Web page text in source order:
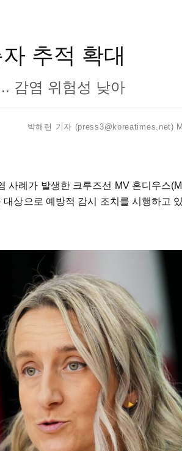
추적 확대
감염 위험성 낮아
박해련 기자 (press3@koreatimes.net)
사례가 발생한 크루즈선 MV 혼디우스
상으로 예방적 감시 조치를 시행하고